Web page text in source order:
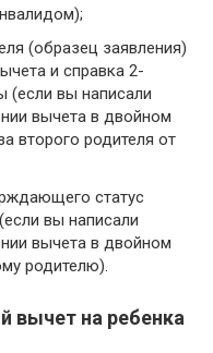
(образец заявления)
и справка 2-
вы написали
вычета в двойном
второго родителя от
статус
вы написали
вычета в двойном
родителю).
вычет на ребенка